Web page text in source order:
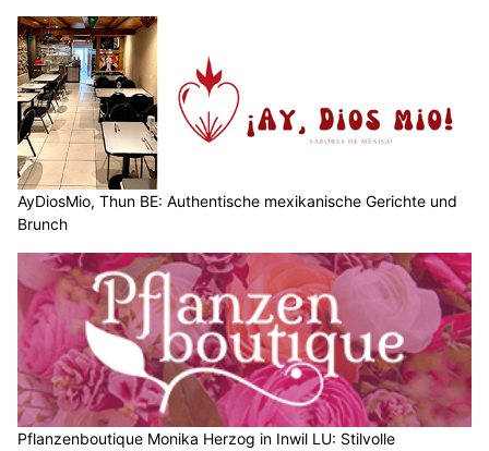
AyDiosMio, Thun BE: Authentische mexikanische Gerichte und
Brunch
Pflanzenboutique Monika Herzog in Inwil LU: Stilvolle